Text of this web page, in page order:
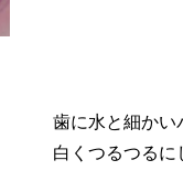
歯に水と細かい
白くつるつるに